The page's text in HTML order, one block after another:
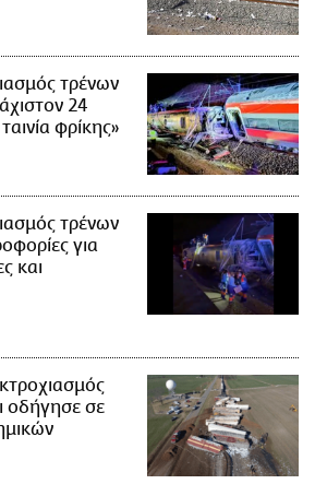
τρένων
24
φρίκης»
τρένων
για
και
οδήγησε σε